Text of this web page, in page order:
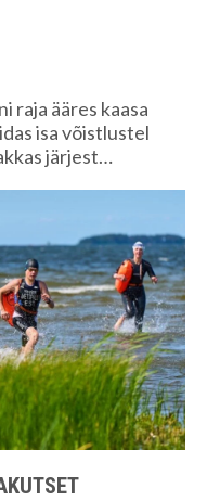
raja ääres kaasa
isa võistlustel
järjest…